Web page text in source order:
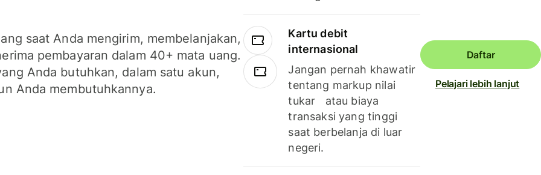
saat Anda mengirim, membelanjakan,
pembayaran dalam 40+ mata uang.
Anda butuhkan, dalam satu akun,
Anda membutuhkannya.
Kartu debit
internasional
Jangan pernah khawatir
tentang markup nilai
tukar atau biaya
transaksi yang tinggi
saat berbelanja di luar
negeri.
Daftar
Pelajari lebih lanjut